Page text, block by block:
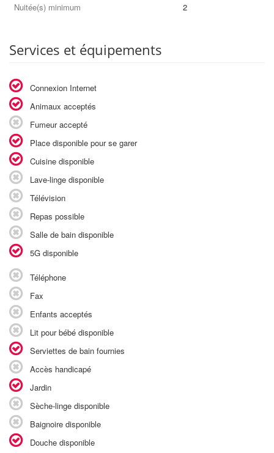
Nuitée(s) minimum
2
Services et équipements
Connexion Internet
Animaux acceptés
Fumeur accepté
Place disponible pour se garer
Cuisine disponible
Lave-linge disponible
Télévision
Repas possible
Salle de bain disponible
5G disponible
Téléphone
Fax
Enfants acceptés
Lit pour bébé disponible
Serviettes de bain fournies
Accès handicapé
Jardin
Sèche-linge disponible
Baignoire disponible
Douche disponible